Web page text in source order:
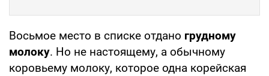
Восьмое место в списке отдано грудному
молоку. Но не настоящему, а обычному
коровьему молоку, которое одна корейская